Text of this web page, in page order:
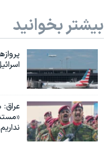
بیشتر بخوانید
نداریم